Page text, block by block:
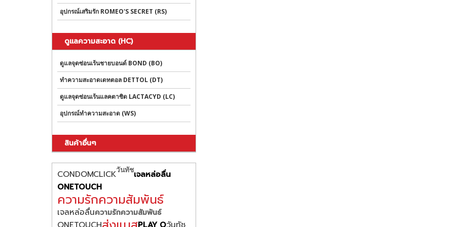
อุปกรณ์เสริมรัก ROMEO'S SECRET (RS)
ดูแลความสะอาด (HC)
ดูแลจุดซ่อนเร้นชายบอนด์ BOND (BO)
ทำความสะอาดเดทตอล DETTOL (DT)
ดูแลจุดซ่อนเร้นแลคตาซิด LACTACYD (LC)
อุปกรณ์ทำความสะอาด (WS)
สินค้าอื่นๆ
CONDOMCLICKวันทัชเจลหล่อลื่น
ONETOUCH
ความรักความสัมพันธ์
เจลหล่อลื่นความรักความสัมพันธ์